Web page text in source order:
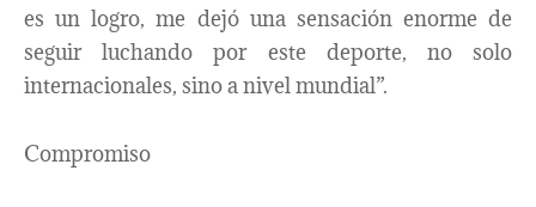
es un logro, me dejó una sensación enorme de
seguir luchando por este deporte, no solo
internacionales, sino a nivel mundial”.
Compromiso